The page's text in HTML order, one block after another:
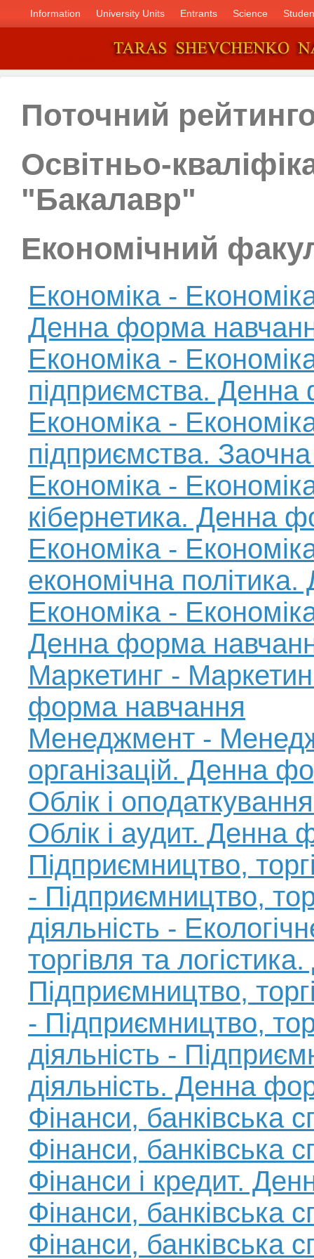
Information University Units Entrants Science
Поточний
Освітньо-
"Бакалавр"
Економічний
Економіка -
Денна форма
Економіка -
підприємства.
Економіка -
підприємства.
Економіка -
кібернетика. Денна
Економіка -
економічна
Економіка -
Денна форма
Маркетинг -
форма навчання
Менеджмент -
організацій. Денна
Облік і
Облік і аудит. Денна
Підприємництво,
- Підприємництво,
діяльність -
торгівля та
Підприємництво,
- Підприємництво,
діяльність -
діяльність. Денна
Фінанси, банківська
Фінанси, банківська
Фінанси і кредит.
Фінанси, банківська
Фінанси, банківська